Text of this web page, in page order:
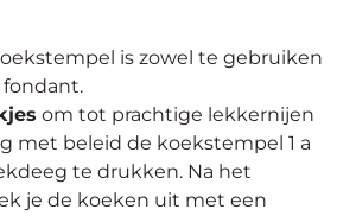
is zowel te gebruiken
fondant.
om tot prachtige lekkernijen
met beleid de koekstempel 1 a
te drukken. Na het
je de koeken uit met een